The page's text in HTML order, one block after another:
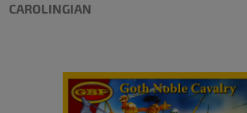
CAROLINGIAN